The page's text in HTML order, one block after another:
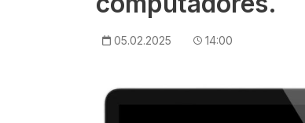
05.02.2025 14:00